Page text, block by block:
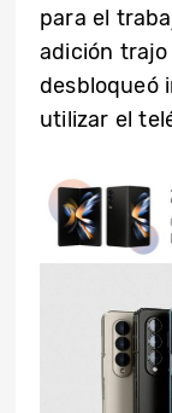
para el
adición
desbloqueó
utilizar el